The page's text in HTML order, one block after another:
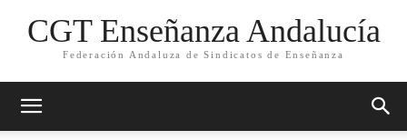
CGT Enseñanza Andalucía
Federación Andaluza de Sindicatos de Enseñanza